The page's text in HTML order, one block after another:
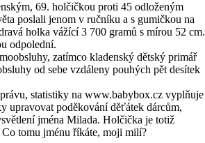
69. holčičkou proti 45 odloženým
poslali jenom v ručníku a s gumičkou na
holka vážící 3 700 gramů s mírou 52 cm.
odpolední.
zatímco kladenský dětský primář
od sebe vzdáleny pouhých pět desítek
statistiky na www.babybox.cz vyplňuje
upravovat poděkování děťátek dárcům,
jména Milada. Holčička je totiž
tomu jménu říkáte, moji milí?